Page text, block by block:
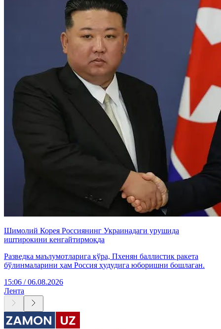
Шимолий Корея Россиянинг Украинадаги урушида
иштирокини кенгайтирмоқда
Разведка маълумотларига кўра, Пхенян баллистик ракета
бўлинмаларини ҳам Россия ҳудудига юборишни бошлаган.
15:06 / 06.08.2026
Лента